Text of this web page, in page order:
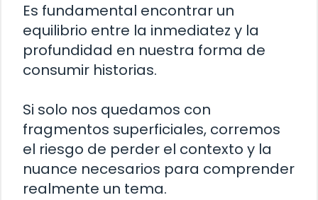
Es fundamental encontrar un
equilibrio entre la inmediatez y la
profundidad en nuestra forma de
consumir historias.
Si solo nos quedamos con
fragmentos superficiales, corremos
el riesgo de perder el contexto y la
nuance necesarios para comprender
realmente un tema.